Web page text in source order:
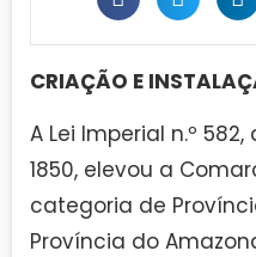
CRIAÇÃO E
A Lei Imperial n.º
1850, elevou a
categoria de
Província do